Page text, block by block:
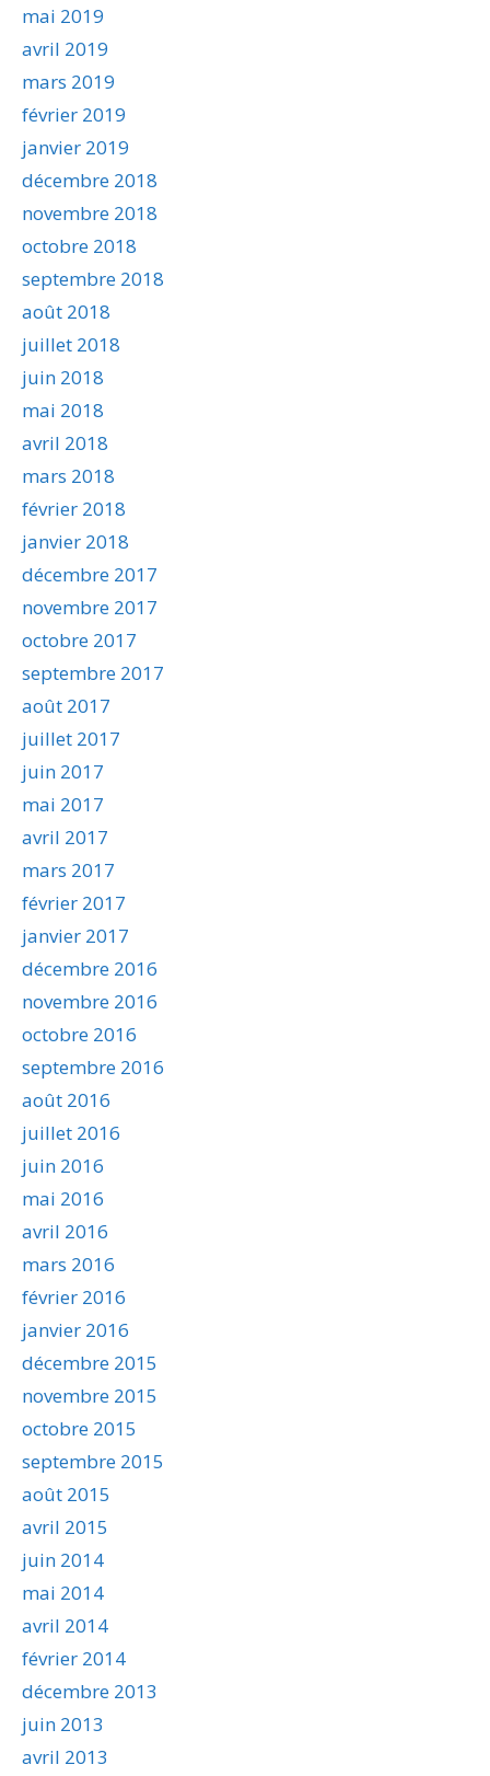
mai 2019
avril 2019
mars 2019
février 2019
janvier 2019
décembre 2018
novembre 2018
octobre 2018
septembre 2018
août 2018
juillet 2018
juin 2018
mai 2018
avril 2018
mars 2018
février 2018
janvier 2018
décembre 2017
novembre 2017
octobre 2017
septembre 2017
août 2017
juillet 2017
juin 2017
mai 2017
avril 2017
mars 2017
février 2017
janvier 2017
décembre 2016
novembre 2016
octobre 2016
septembre 2016
août 2016
juillet 2016
juin 2016
mai 2016
avril 2016
mars 2016
février 2016
janvier 2016
décembre 2015
novembre 2015
octobre 2015
septembre 2015
août 2015
avril 2015
juin 2014
mai 2014
avril 2014
février 2014
décembre 2013
juin 2013
avril 2013